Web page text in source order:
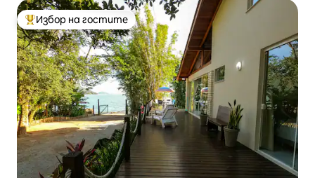
Най-популярен избор на гостите
Избор на гостите